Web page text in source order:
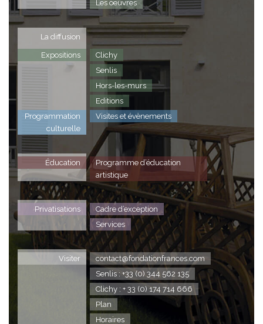
Les oeuvres
La diffusion
Expositions
Clichy
Senlis
Hors-les-murs
Editions
Programmation
culturelle
Visites et évènements
Éducation
Programme d’éducation
artistique
Privatisations
Cadre d’exception
Services
Visiter
contact@fondationfrances.com
Senlis : +33 (0) 344 562 135
Clichy : + 33 (0) 174 714 666
Plan
Horaires